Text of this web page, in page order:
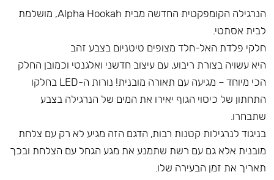
הנרגילה הקומפקטית החדשה מבית Alpha Hookah, מושלמת
לבית אסתטי.
חלקי פלדת האל-חלד מצופים טיטניום בצבע זהב
היא עשויה בצורת ריבוע, עם עיצוב חדשני ואלגנטי וכמובן החלק
הכי מיוחד – מגיעה עם תאורה מובנית! נורות ה-LED בחלקו
התחתון של כיסוי הגוף יאירו את המים של הנרגילה בצבע
שתבחרו.
בניגוד לנרגילות קטנות רבות, הדגם הזה מגיע לא רק עם צלחת
מובנית אלא גם עם רשת שתמנע את מגע הגחל עם הצלחת ובכך
תאריך את זמן הבעירה שלו.